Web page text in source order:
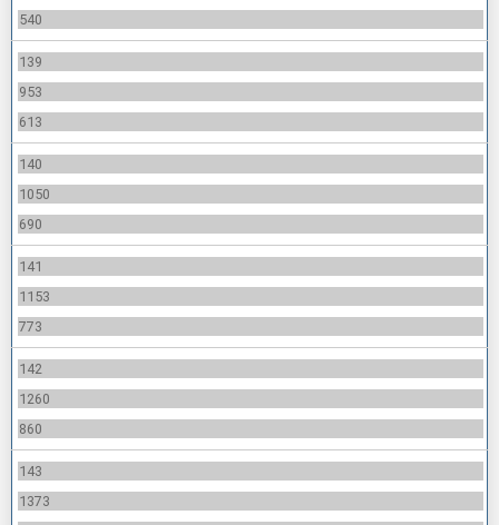
540
139
953
613
140
1050
690
141
1153
773
142
1260
860
143
1373